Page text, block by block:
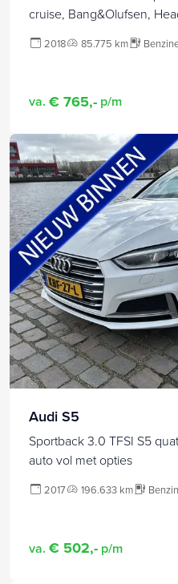
cruise, Bang&Olufsen,
2018 85.775 km
va. € 765,- p/m
Audi S5
Sportback 3.0 TFSI S5
auto vol met opties
2017 196.633 km
va. € 502,- p/m